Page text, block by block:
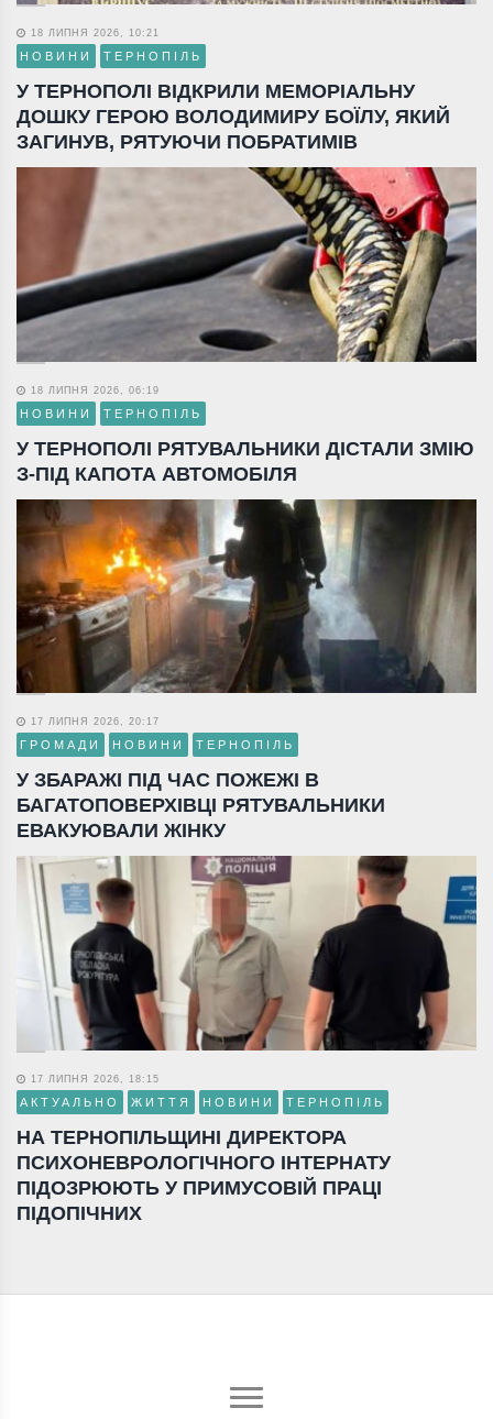
18 ЛИПНЯ 2026, 10:21
НОВИНИ ТЕРНОПІЛЬ
У ТЕРНОПОЛІ ВІДКРИЛИ МЕМОРІАЛЬНУ
ДОШКУ ГЕРОЮ ВОЛОДИМИРУ БОЇЛУ, ЯКИЙ
ЗАГИНУВ, РЯТУЮЧИ ПОБРАТИМІВ
18 ЛИПНЯ 2026, 06:19
НОВИНИ ТЕРНОПІЛЬ
У ТЕРНОПОЛІ РЯТУВАЛЬНИКИ ДІСТАЛИ ЗМІЮ
З-ПІД КАПОТА АВТОМОБІЛЯ
17 ЛИПНЯ 2026, 20:17
ГРОМАДИ НОВИНИ ТЕРНОПІЛЬ
У ЗБАРАЖІ ПІД ЧАС ПОЖЕЖІ В
БАГАТОПОВЕРХІВЦІ РЯТУВАЛЬНИКИ
ЕВАКУЮВАЛИ ЖІНКУ
17 ЛИПНЯ 2026, 18:15
АКТУАЛЬНО ЖИТТЯ НОВИНИ ТЕРНОПІЛЬ
НА ТЕРНОПІЛЬЩИНІ ДИРЕКТОРА
ПСИХОНЕВРОЛОГІЧНОГО ІНТЕРНАТУ
ПІДОЗРЮЮТЬ У ПРИМУСОВІЙ ПРАЦІ
ПІДОПІЧНИХ